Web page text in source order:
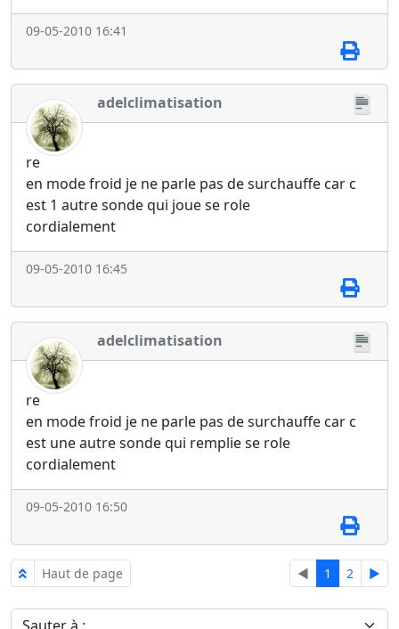
09-05-2010 16:41
adelclimatisation
re
en mode froid je ne parle pas de surchauffe car c
est 1 autre sonde qui joue se role
cordialement
09-05-2010 16:45
adelclimatisation
re
en mode froid je ne parle pas de surchauffe car c
est une autre sonde qui remplie se role
cordialement
09-05-2010 16:50
Haut de page ◄ 1 2 ►
Sauter à :